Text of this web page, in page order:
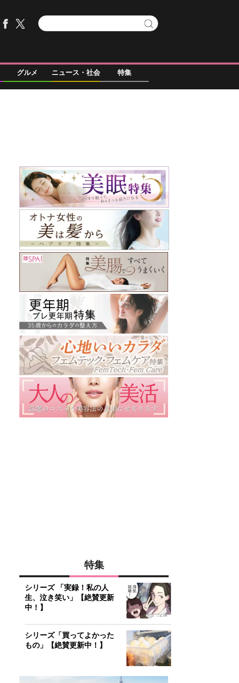
グルメ ニュース・社会 特集
特集
シリーズ 「実録！私の人
生、泣き笑い」【絶賛更新
中！】
シリーズ「買ってよかった
もの」【絶賛更新中！】